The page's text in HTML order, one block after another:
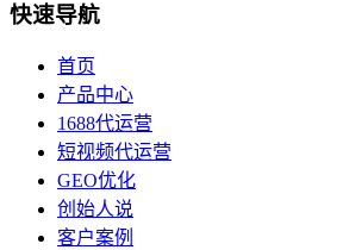
快速导航
首页
产品中心
1688代运营
短视频代运营
GEO优化
创始人说
客户案例